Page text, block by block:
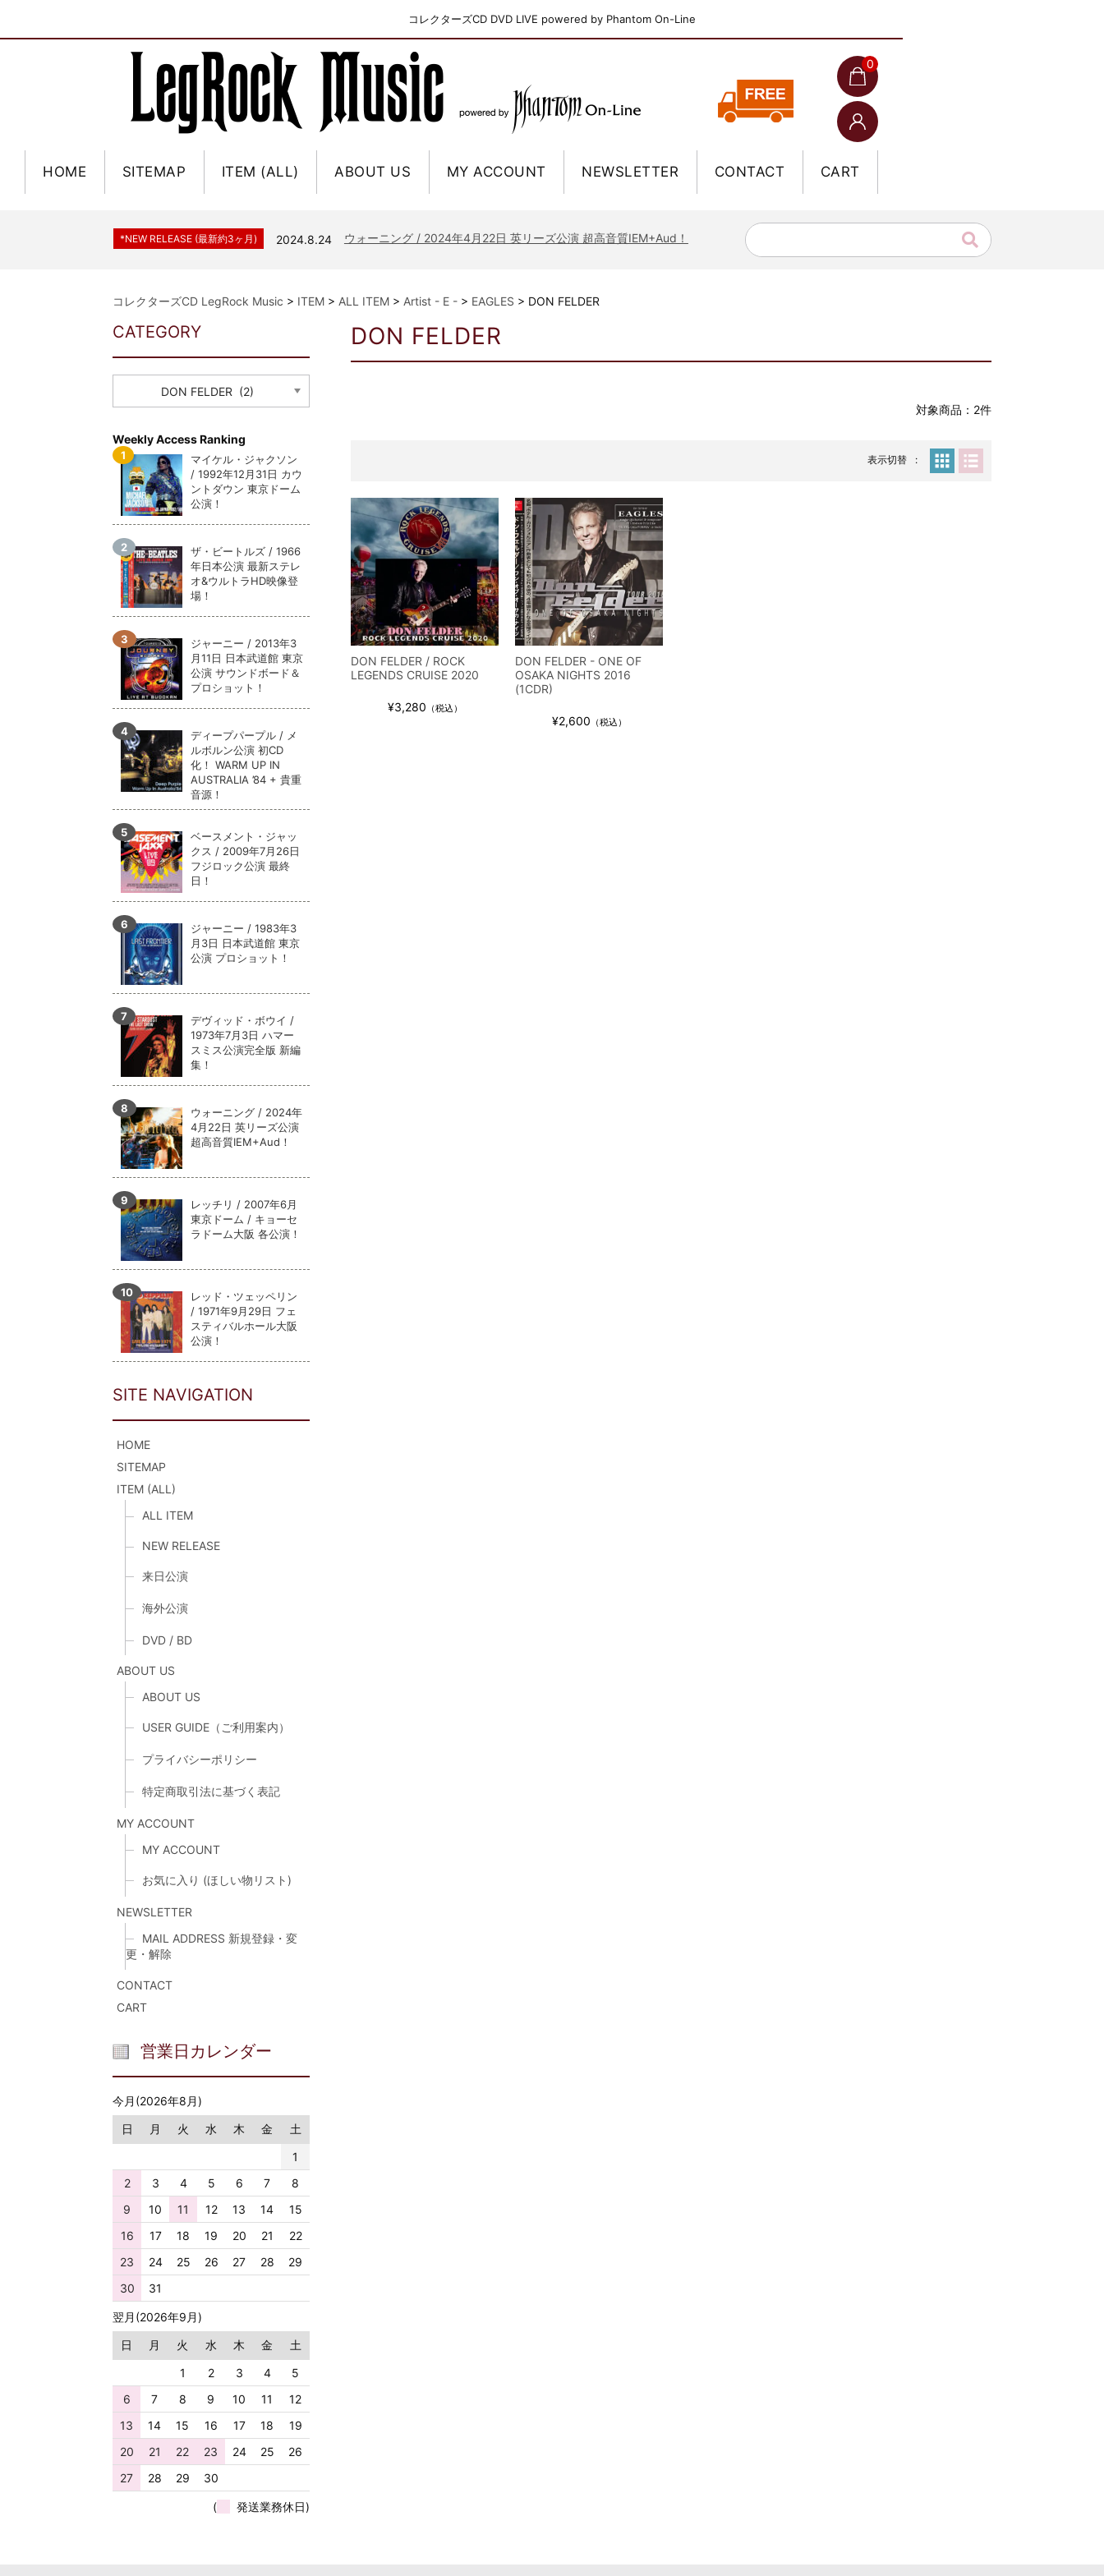
コレクターズCD DVD LIVE powered by Phantom On-Line
0
HOME SITEMAP ITEM (ALL) ABOUT US MY ACCOUNT NEWSLETTER CONTACT CART
*NEW RELEASE (最新約3ヶ月) 2024.6.9 ジャーニー / 1979年5月8+9日 コロラド州 2公演 SBD 完全収録！
*NEW RELEASE (最新約3ヶ月) 2024.8.24 ウォーニング / 2024年4月22日 英リーズ公演 超高音質IEM+Aud！
リアム・ギャラガー / 2024年6月3日 カーディフ公演 IEM/AUD 完全収録！
マネスキン / 2024年6月9日 ドイツ ROCK AM RING 公演 FHD 完全収録！
リアム・ギャラガー / 2024年6月1日 英国シェフィールド公演 完全収録！
*NEW RELEASE (最新約3ヶ月) 2024.6.9
*NEW RELEASE (最新約3ヶ月) 2024.6.9
*NEW RELEASE (最新約3ヶ月) 2024.11.9
*NEW RELEASE (最新約3ヶ月) 2024.8.24
*NEW RELEASE (最新約3ヶ月) ビリー・ジョエル / 2024年3月24日 100Aniv. 米M.S.G公演 完全収録！
2024.6.24
リアム・ギャラガー / 2024年6月3日 カーディフ公演 IEM/AUD 完全収録！
*NEW RELEASE (最新約3ヶ月) 2024.6.24 スコーピオンズ / 2024年6月15日 リスボン公演 FHD 完全収録！
*NEW RELEASE (最新約3ヶ月) 2024.6.20 マネスキン / 2024年6月9日 ドイツ ROCK AM RING 公演 FHD 完全収録！
*NEW RELEASE (最新約3ヶ月) リアム・ギャラガー / 2024年6月1日 英国シェフィールド公演 完全収録！
メガデス / 2023年8月4日 ドイツ W.O.A. 公演 FHD 完全収録！
*NEW RELEASE (最新約3ヶ月) 2024.6.9 ユーライア・ヒープ / 2023年8月3日 ドイツ W.O.A. 公演 FHD 完全収録！
*NEW RELEASE (最新約3ヶ月) 2024.6.9 ジャーニー / 1979年5月8+9日 コロラド州 2公演 SBD 完全収録！
コレクターズCD LegRock Music > ITEM > ALL ITEM > Artist - E - > EAGLES > DON FELDER
DON FELDER
対象商品：2件
表示切替
DON FELDER / ROCK
LEGENDS CRUISE 2020
¥3,280 （税込）
DON FELDER - ONE OF
OSAKA NIGHTS 2016
(1CDR)
¥2,600 （税込）
CATEGORY
Weekly Access Ranking
マイケル・ジャクソン
/ 1992年12月31日 カウ
ントダウン 東京ドーム
公演！
ザ・ビートルズ / 1966
年日本公演 最新ステレ
オ&ウルトラHD映像登
場！
ジャーニー / 2013年3
月11日 日本武道館 東京
公演 サウンドボード＆
プロショット！
ディープパープル / メ
ルボルン公演 初CD
化！ WARM UP IN
AUSTRALIA ’84 + 貴重
音源！
ベースメント・ジャッ
クス / 2009年7月26日
フジロック公演 最終
日！
ジャーニー / 1983年3
月3日 日本武道館 東京
公演 プロショット！
デヴィッド・ボウイ /
1973年7月3日 ハマー
スミス公演完全版 新編
集！
ウォーニング / 2024年
4月22日 英リーズ公演
超高音質IEM+Aud！
レッチリ / 2007年6月
東京ドーム / キョーセ
ラドーム大阪 各公演！
レッド・ツェッペリン
/ 1971年9月29日 フェ
スティバルホール大阪
公演！
SITE NAVIGATION
HOME
SITEMAP
ITEM (ALL)
ALL ITEM
NEW RELEASE
来日公演
海外公演
DVD / BD
ABOUT US
ABOUT US
USER GUIDE（ご利用案内）
プライバシーポリシー
特定商取引法に基づく表記
MY ACCOUNT
MY ACCOUNT
お気に入り (ほしい物リスト)
NEWSLETTER
MAIL ADDRESS 新規登録・変
更・解除
CONTACT
CART
営業日カレンダー
今月(2026年8月)
日
月 火 水 木 金
土
1
2
3 4 5 6 7
8
9
10 11 12 13 14
15
16
17 18 19 20 21
22
23
24 25 26 27 28
29
30
31
翌月(2026年9月)
日
月 火 水 木 金
土
1
2 3 4
5
6
7 8 9 10 11
12
13
14 15 16 17 18
19
20
21 22 23 24 25
26
27
28 29 30
( 発送業務休日)